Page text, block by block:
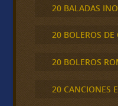
20 BALADAS
20 BOLEROS DE
20 BOLEROS
20 CANCIONES